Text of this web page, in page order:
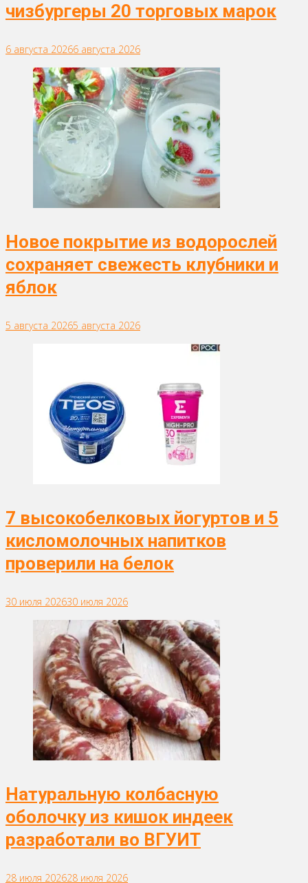
чизбургеры 20 торговых марок
6 августа 20266 августа 2026
Новое покрытие из водорослей
сохраняет свежесть клубники и
яблок
5 августа 20265 августа 2026
7 высокобелковых йогуртов и 5
кисломолочных напитков
проверили на белок
30 июля 202630 июля 2026
Натуральную колбасную
оболочку из кишок индеек
разработали во ВГУИТ
28 июля 202628 июля 2026